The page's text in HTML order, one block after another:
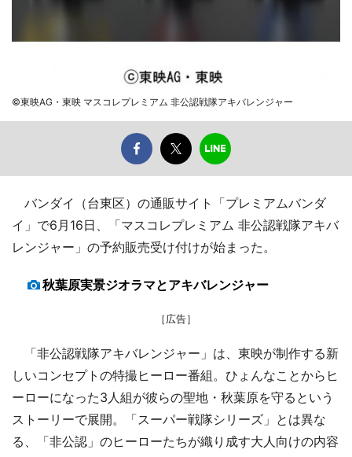
©東映AG・東映 マスコレプレミアム 非公認戦隊アキバレンジャー
バンダイ（台東区）の通販サイト「プレミアムバンダ
イ」で6月16日、「マスコレプレミアム 非公認戦隊アキバ
レンジャー」の予約販売受け付けが始まった。
秋葉原実景ジオラマとアキバレンジャー
［広告］
「非公認戦隊アキバレンジャー」は、東映が制作する新
しいコンセプトの特撮ヒーロー番組。ひょんなことからヒ
ーローになった3人組が彼らの聖地・秋葉原を守るという
ストーリーで展開。「スーパー戦隊シリーズ」とは異な
る、「非公認」のヒーローたちが織り成す大人向けの内容